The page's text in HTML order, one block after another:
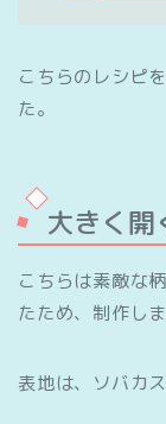
こちらのレシピ
た。
大きく
こちらは素敵な
たため、制作しま
表地は、ソバカ